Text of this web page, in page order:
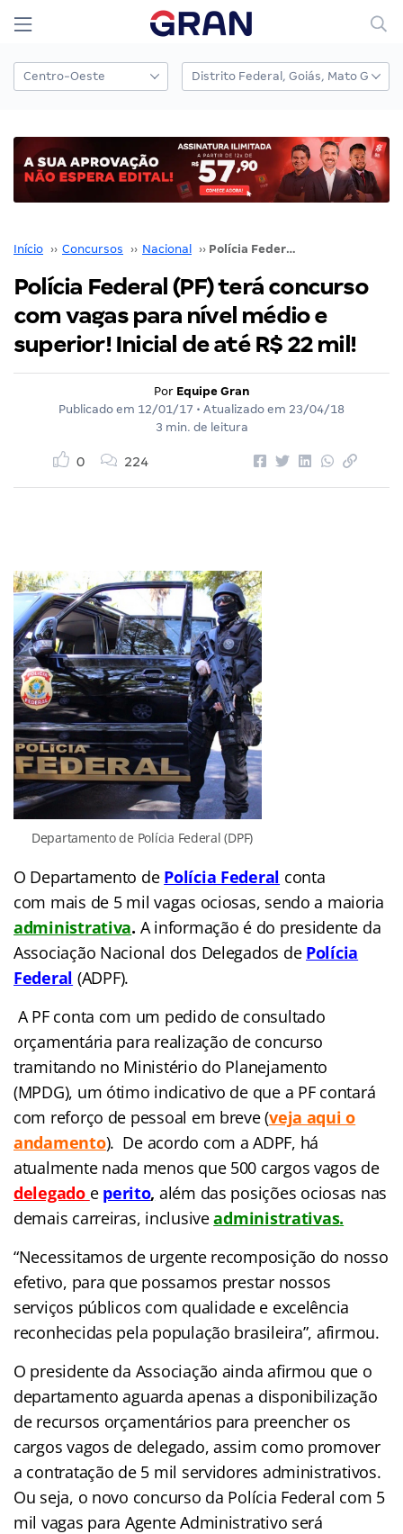
Início ›› Concursos ›› Nacional ›› Polícia Federal (PF) terá concurso com vagas para nível médio e superior! Inicial de até R$ 22 mil!
Polícia Federal (PF) terá concurso
com vagas para nível médio e
superior! Inicial de até R$ 22 mil!
Por Equipe Gran
Publicado em 12/01/17 • Atualizado em 23/04/18
3 min. de leitura
0 224
Departamento de Polícia Federal (DPF)
O Departamento de Polícia Federal conta
com mais de 5 mil vagas ociosas, sendo a maioria
administrativa. A informação é do presidente da
Associação Nacional dos Delegados de Polícia
Federal (ADPF).
A PF conta com um pedido de consultado
orçamentária para realização de concurso
tramitando no Ministério do Planejamento
(MPDG), um ótimo indicativo de que a PF contará
com reforço de pessoal em breve (veja aqui o
andamento). De acordo com a ADPF, há
atualmente nada menos que 500 cargos vagos de
delegado e perito, além das posições ociosas nas
demais carreiras, inclusiveadministrativas.
“Necessitamos de urgente recomposição do nosso
efetivo, para que possamos prestar nossos
serviços públicos com qualidade e excelência
reconhecidas pela população brasileira”, afirmou.
O presidente da Associação ainda afirmou que o
departamento aguarda apenas a disponibilização
de recursos orçamentários para preencher os
cargos vagos de delegado, assim como promover
a contratação de 5 mil servidores administrativos.
Ou seja, o novo concurso da Polícia Federal com 5
mil vagas para Agente Administrativo será